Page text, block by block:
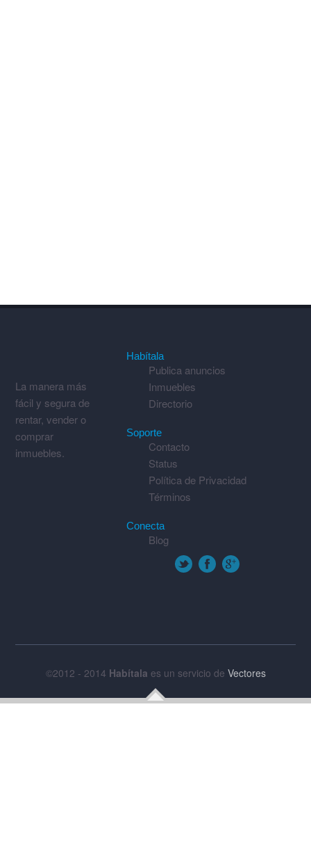
La manera más
fácil y segura de
rentar, vender o
comprar
inmuebles.
Habítala
Publica anuncios
Inmuebles
Directorio
Soporte
Contacto
Status
Política de Privacidad
Términos
Conecta
Blog
©2012 - 2014 Habítala es un servicio de Vectores